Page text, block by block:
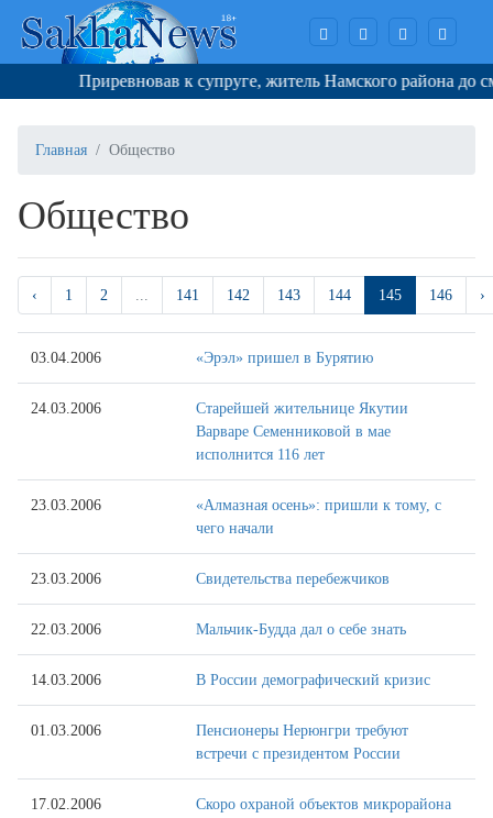
Приревновав к супруге, житель Намского района до
Главная Общество
Общество
‹ 1 2 ... 141 142 143 144 145 146 ›
03.04.2006 «Эрэл» пришел в Бурятию
24.03.2006
Старейшей жительнице Якутии
Варваре Семенниковой в мае
исполнится 116 лет
23.03.2006
«Алмазная осень»: пришли к тому, с
чего начали
23.03.2006 Свидетельства перебежчиков
22.03.2006 Мальчик-Будда дал о себе знать
14.03.2006 В России демографический кризис
01.03.2006
Пенсионеры Нерюнгри требуют
встречи с президентом России
17.02.2006
Скоро охраной объектов микрорайона